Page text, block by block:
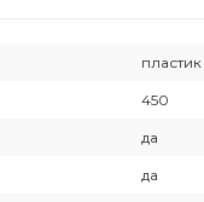
пластик
450
да
да